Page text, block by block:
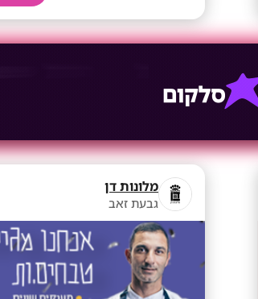
מלונות דן
גבעת זאב